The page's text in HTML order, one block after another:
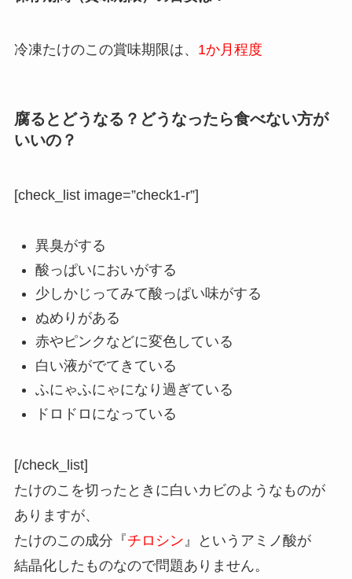
冷凍たけのこの賞味期限は、 1か月程度
腐るとどうなる？どうなったら食べない方が
いいの？
[check_list image=”check1-r”]
異臭がする
酸っぱいにおいがする
少しかじってみて酸っぱい味がする
ぬめりがある
赤やピンクなどに変色している
白い液がでてきている
ふにゃふにゃになり過ぎている
ドロドロになっている
[/check_list]
たけのこを切ったときに白いカビのようなものが
ありますが、
たけのこの成分『チロシン 』というアミノ酸が
結晶化したものなので問題ありません。